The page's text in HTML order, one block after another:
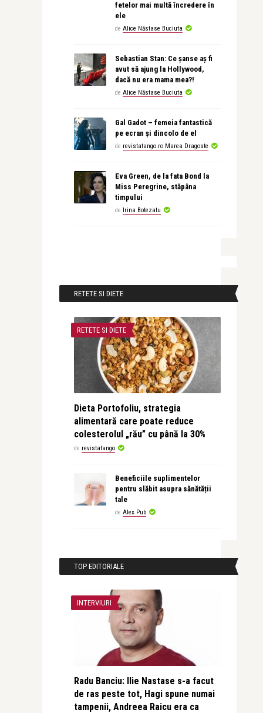
fetelor mai multă încredere în
ele
de Alice Năstase Buciuta
Sebastian Stan: Ce șanse aș fi
avut să ajung la Hollywood,
dacă nu era mama mea?!
de Alice Năstase Buciuta
Gal Gadot – femeia fantastică
pe ecran și dincolo de el
de revistatango.ro Marea Dragoste
Eva Green, de la fata Bond la
Miss Peregrine, stăpâna
timpului
de Irina Botezatu
RETETE SI DIETE
RETETE SI DIETE
Dieta Portofoliu, strategia
alimentară care poate reduce
colesterolul „rău” cu până la 30%
de revistatango
Beneficiile suplimentelor
pentru slăbit asupra sănătății
tale
de Alex Pub
TOP EDITORIALE
INTERVIURI
Radu Banciu: Ilie Nastase s-a facut
de ras peste tot, Hagi spune numai
tampenii, Andreea Raicu era ca